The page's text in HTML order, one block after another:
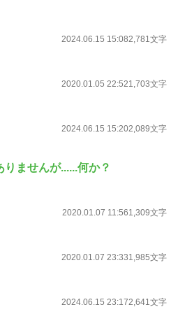
2024.06.15 15:082,781文字
2020.01.05 22:521,703文字
2024.06.15 15:202,089文字
ませんが......何か？
2020.01.07 11:561,309文字
2020.01.07 23:331,985文字
2024.06.15 23:172,641文字